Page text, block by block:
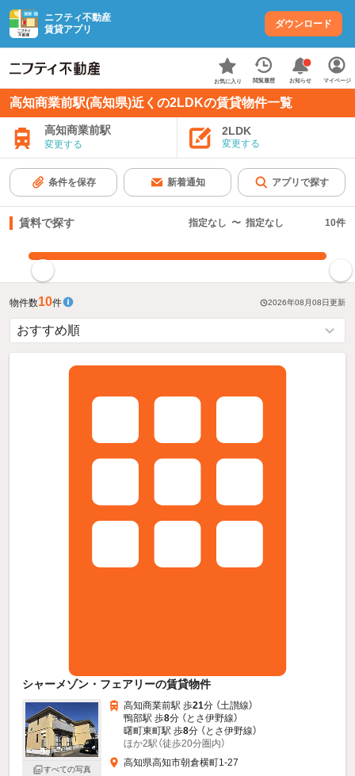
ニフティ不動産
賃貸アプリ
ダウンロード
お気に入り 閲覧履歴 お知らせ マイページ
高知商業前駅(高知県)近くの2LDKの賃貸物件一覧
高知商業前駅
変更する
2LDK
変更する
条件を保存 新着通知 アプリで探す
賃料で探す 指定なし 〜 指定なし 10件
物件数10件 2026年08月08日更新
シャーメゾン・フェアリーの賃貸物件
すべての写真
高知商業前駅 歩21分 （土讃線）
鴨部駅 歩8分 （とさ伊野線）
曙町東町駅 歩8分 （とさ伊野線）
ほか2駅（徒歩20分圏内）
高知県高知市朝倉横町1-27